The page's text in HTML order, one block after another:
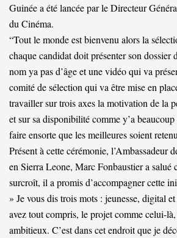
Guinée a été lancée par le Directeur
du Cinéma.
“Tout le monde est bienvenu alors la
chaque candidat doit présenter son dossier
nom ya pas d’âge et une vidéo qui va
comité de sélection qui va être mise en
travailler sur trois axes la motivation de la
et sur sa disponibilité comme y’a beaucoup
faire ensorte que les meilleures soient
Présent à cette cérémonie, l’Ambassadeur
en Sierra Leone, Marc Fonbaustier a salué
surcroît, il a promis d’accompagner cette
» Je vous dis trois mots : jeunesse, digital
avez tout compris, le projet comme celui-
ambitieux. C’est dans cet endroit que je